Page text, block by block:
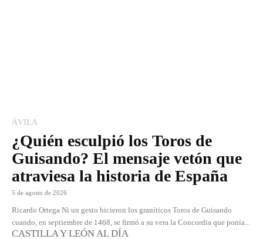
ÁVILA
¿Quién esculpió los Toros de
Guisando? El mensaje vetón que
atraviesa la historia de España
5 de agosto de 2026
Ricardo Ortega Ni un gesto hicieron los graníticos Toros de Guisando
cuando, en septiembre de 1468, se firmó a su vera la Concordia que ponía...
CASTILLA Y LEÓN AL DÍA